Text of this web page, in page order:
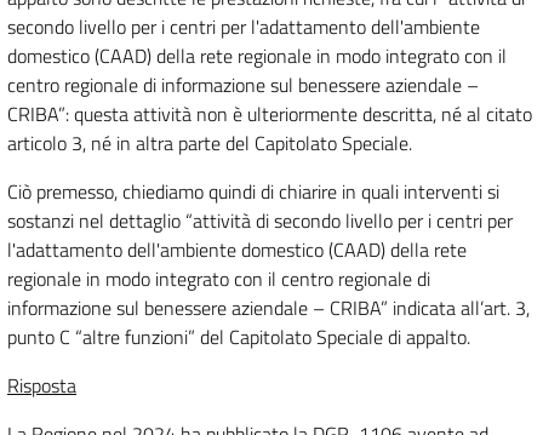
secondo livello per i centri per l'adattamento dell'ambiente
domestico (CAAD) della rete regionale in modo integrato con il
centro regionale di informazione sul benessere aziendale –
CRIBA”: questa attività non è ulteriormente descritta, né al citato
articolo 3, né in altra parte del Capitolato Speciale.
Ciò premesso, chiediamo quindi di chiarire in quali interventi si
sostanzi nel dettaglio “attività di secondo livello per i centri per
l'adattamento dell'ambiente domestico (CAAD) della rete
regionale in modo integrato con il centro regionale di
informazione sul benessere aziendale – CRIBA” indicata all’art. 3,
punto C “altre funzioni” del Capitolato Speciale di appalto.
Risposta